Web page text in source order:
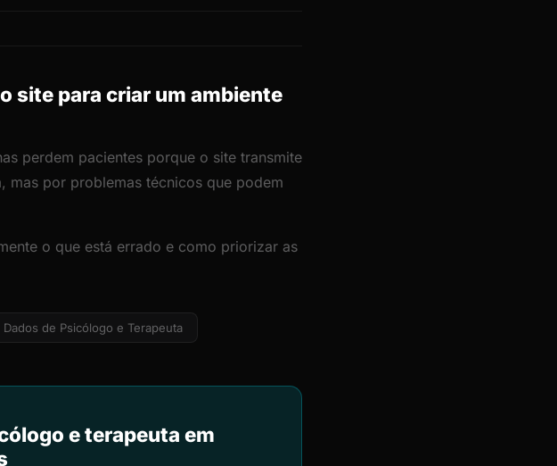
site para criar um ambiente
perdem pacientes porque o site transmite
por problemas técnicos que podem
o que está errado e como priorizar as
Dados de Psicólogo e Terapeuta
e terapeuta em